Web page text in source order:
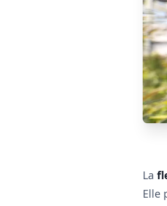
La
Elle